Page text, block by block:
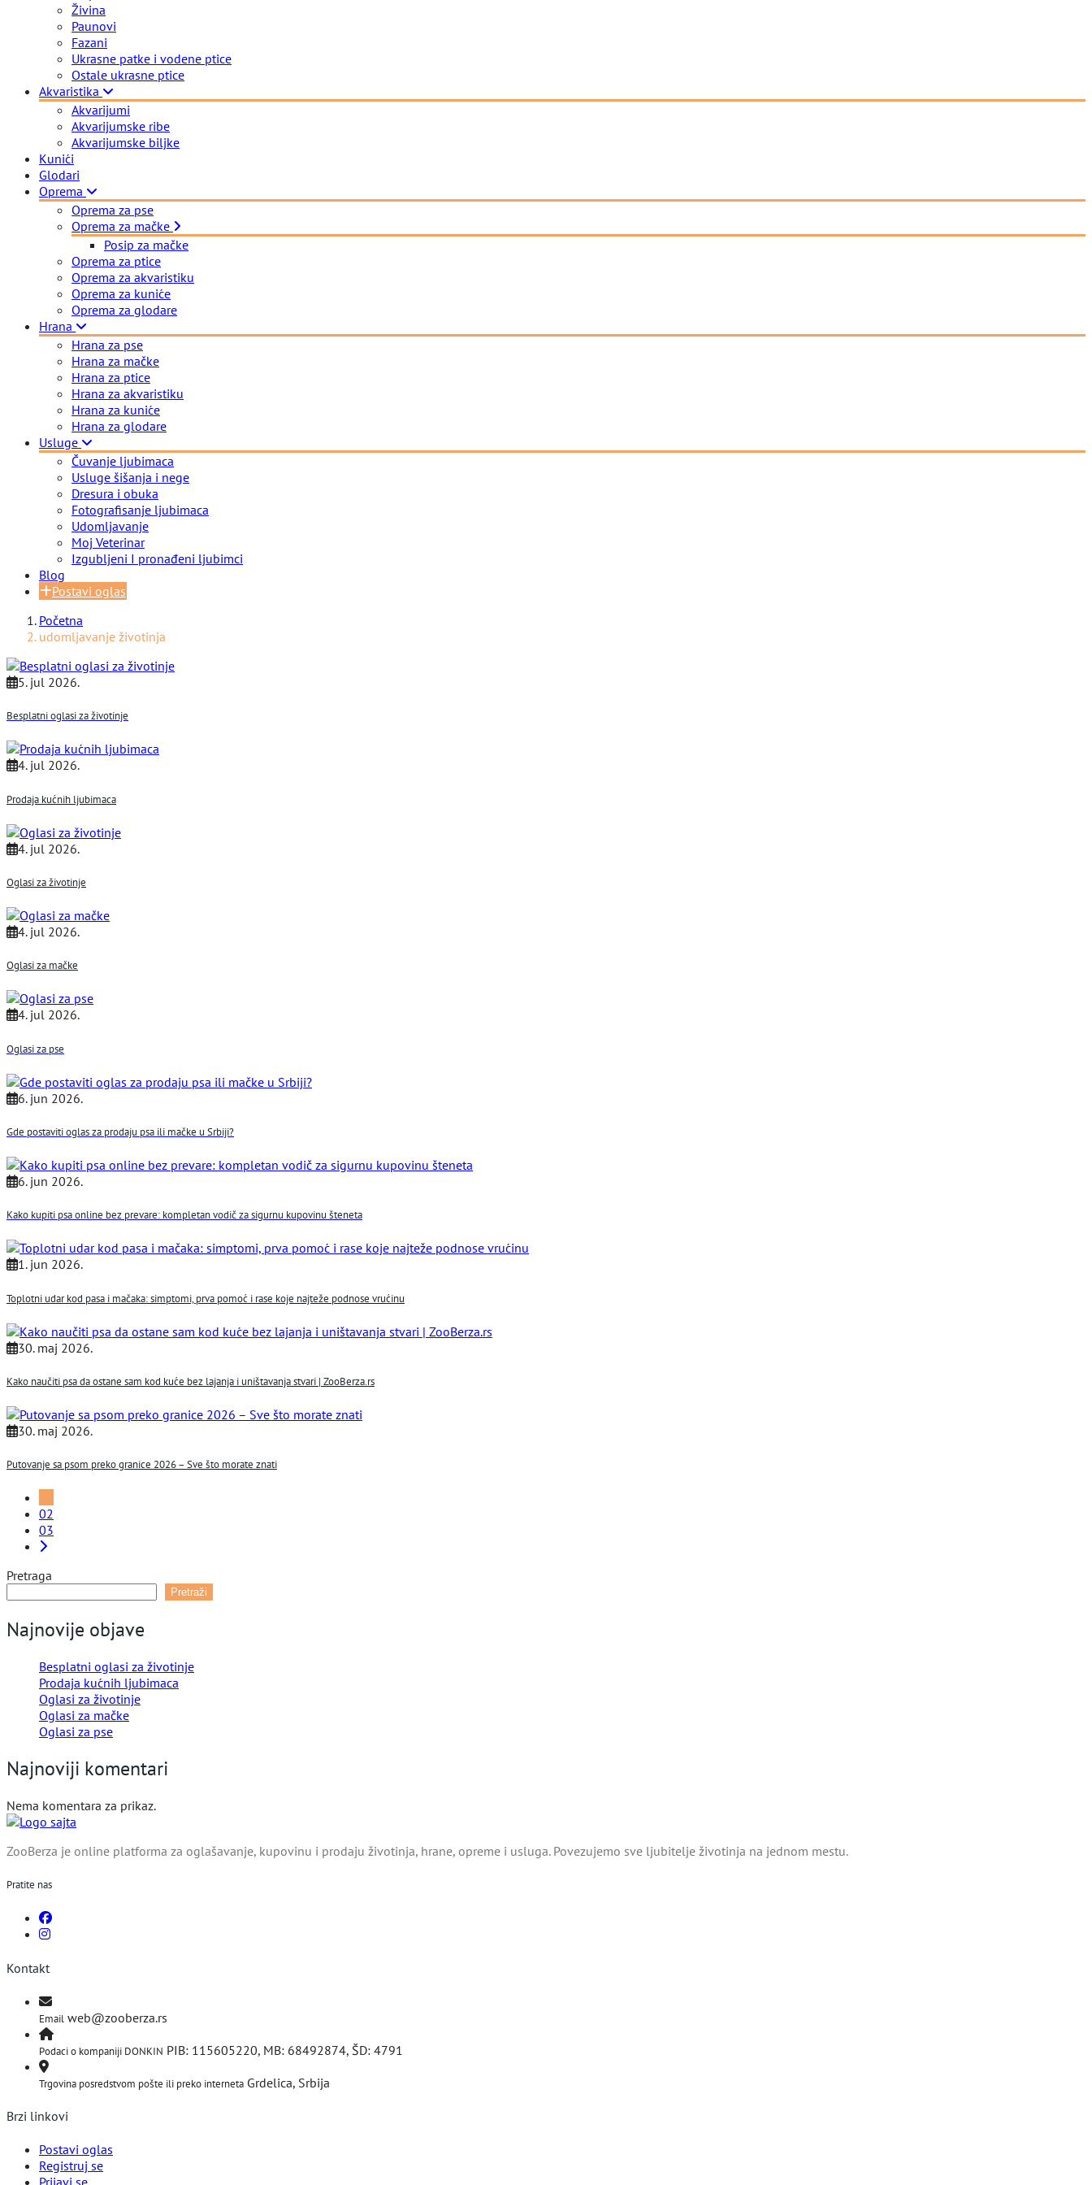
Živina
Paunovi
Fazani
Ukrasne patke i vodene ptice
Ostale ukrasne ptice
Akvaristika
Akvarijumi
Akvarijumske ribe
Akvarijumske biljke
Kunići
Glodari
Oprema
Oprema za pse
Oprema za mačke
Posip za mačke
Oprema za ptice
Oprema za akvaristiku
Oprema za kuniće
Oprema za glodare
Hrana
Hrana za pse
Hrana za mačke
Hrana za ptice
Hrana za akvaristiku
Hrana za kuniće
Hrana za glodare
Usluge
Čuvanje ljubimaca
Usluge šišanja i nege
Dresura i obuka
Fotografisanje ljubimaca
Udomljavanje
Moj Veterinar
Izgubljeni I pronađeni ljubimci
Blog
Postavi oglas
Početna
udomljavanje životinja
5. jul 2026.
Besplatni oglasi za životinje
4. jul 2026.
Prodaja kućnih ljubimaca
4. jul 2026.
Oglasi za životinje
4. jul 2026.
Oglasi za mačke
4. jul 2026.
Oglasi za pse
6. jun 2026.
Gde postaviti oglas za prodaju psa ili mačke u Srbiji?
6. jun 2026.
Kako kupiti psa online bez prevare: kompletan vodič za sigurnu kupovinu šteneta
1. jun 2026.
Toplotni udar kod pasa i mačaka: simptomi, prva pomoć i rase koje najteže podnose vrućinu
30. maj 2026.
Kako naučiti psa da ostane sam kod kuće bez lajanja i uništavanja stvari | ZooBerza.rs
30. maj 2026.
Putovanje sa psom preko granice 2026 – Sve što morate znati
02
03
Pretraga
Pretraži
Najnovije objave
Besplatni oglasi za životinje
Prodaja kućnih ljubimaca
Oglasi za životinje
Oglasi za mačke
Oglasi za pse
Najnoviji komentari
Nema komentara za prikaz.
ZooBerza je online platforma za oglašavanje, kupovinu i prodaju životinja, hrane, opreme i usluga. Povezujemo sve ljubitelje životinja na jednom mestu.
Pratite nas
Kontakt
Email web@zooberza.rs
Podaci o kompaniji DONKIN PIB: 115605220, MB: 68492874, ŠD: 4791
Trgovina posredstvom pošte ili preko interneta Grdelica, Srbija
Brzi linkovi
Postavi oglas
Registruj se